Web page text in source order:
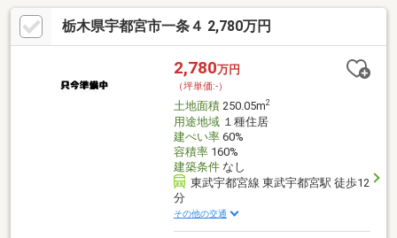
栃木県宇都宮市一条４ 2,780万円
2,780万円
（坪単価:-）
土地面積250.05m2
用途地域１種住居
建ぺい率60%
容積率160%
建築条件なし
東武宇都宮線 東武宇都宮駅 徒歩12
分
その他の交通